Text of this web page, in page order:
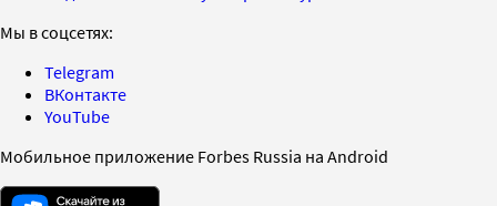
Мы в соцсетях:
Telegram
ВКонтакте
YouTube
Мобильное приложение Forbes Russia на Android